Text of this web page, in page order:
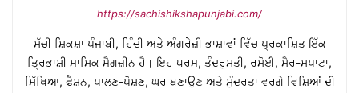
https://sachishikshapunjabi.com/
ਸੱਚੀ ਸ਼ਿਕਸ਼ਾ ਪੰਜਾਬੀ, ਹਿੰਦੀ ਅਤੇ ਅੰਗਰੇਜ਼ੀ ਭਾਸ਼ਾਵਾਂ ਵਿੱਚ ਪ੍ਰਕਾਸ਼ਿਤ ਇੱਕ
ਤ੍ਰਿਭਾਸ਼ੀ ਮਾਸਿਕ ਮੈਗਜ਼ੀਨ ਹੈ। ਇਹ ਧਰਮ, ਤੰਦਰੁਸਤੀ, ਰਸੋਈ, ਸੈਰ-ਸਪਾਟਾ,
ਸਿੱਖਿਆ, ਫੈਸ਼ਨ, ਪਾਲਣ-ਪੋਸ਼ਣ, ਘਰ ਬਣਾਉਣ ਅਤੇ ਸੁੰਦਰਤਾ ਵਰਗੇ ਵਿਸ਼ਿਆਂ ਦੀ